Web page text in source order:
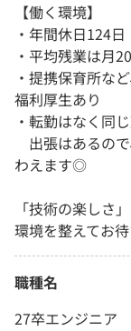
【働く環境】
・年間休日124日
・平均残業は月
・提携保育所な
福利厚生あり
・転勤はなく同
出張はあるの
わえます◎
「技術の楽しさ
環境を整えてお
職種名
27卒エンジニア